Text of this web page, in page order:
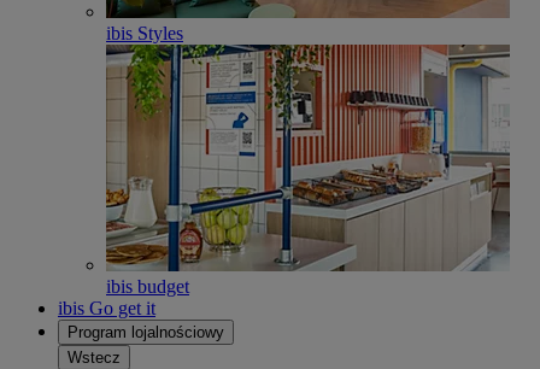
ibis Styles
ibis budget
ibis Go get it
Program lojalnościowy
Wstecz